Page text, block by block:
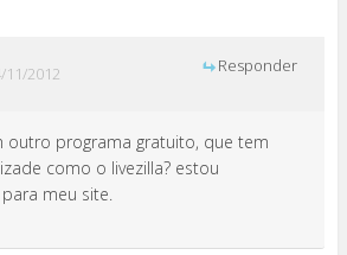
11/2012 Responder
outro programa gratuito, que tem
como o livezilla? estou
meu site.